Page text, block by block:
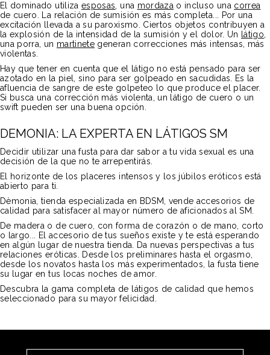
El dominado utiliza esposas , una mordaza o incluso una correa
de cuero. La relación de sumisión es más completa... Por una
excitación llevada a su paroxismo. Ciertos objetos contribuyen a
la explosión de la intensidad de la sumisión y el dolor. Un
látigo
una porra, un martinete generan correcciones más intensas, más
violentas.
Hay que tener en cuenta que el látigo no está pensado para ser
azotado en la piel, sino para ser golpeado en sacudidas. Es la
afluencia de sangre de este golpeteo lo que produce el placer.
Si busca una corrección más violenta, un látigo de cuero o un
swift pueden ser una buena opción.
DEMONIA: LA EXPERTA EN LÁTIGOS SM
Decidir utilizar una fusta para dar sabor a tu vida sexual es una
decisión de la que no te arrepentirás.
El horizonte de los placeres intensos y los júbilos eróticos está
abierto para ti.
Dèmonia, tienda especializada en BDSM, vende accesorios de
calidad para satisfacer al mayor número de aficionados al SM.
De madera o de cuero, con forma de corazón o de mano, corto
o largo... El accesorio de tus sueños existe y te está esperando
en algún lugar de nuestra tienda. Da nuevas perspectivas a tus
relaciones eróticas. Desde los preliminares hasta el orgasmo,
desde los novatos hasta los más experimentados, la fusta tiene
su lugar en tus locas noches de amor.
Descubra la gama completa de látigos de calidad que hemos
seleccionado para su mayor felicidad.